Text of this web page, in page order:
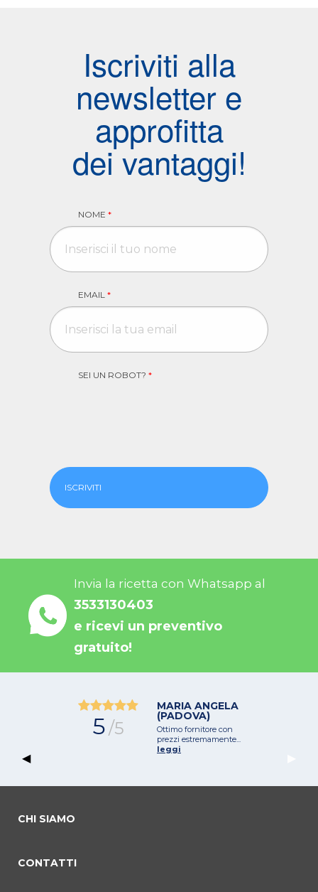
Iscriviti alla
newsletter e
approfitta
dei vantaggi!
NOME *
EMAIL *
SEI UN ROBOT? *
ISCRIVITI
Invia la ricetta con Whatsapp al
3533130403
e ricevi un preventivo
gratuito!
Previous Slide
◀︎
5/5
MARIA ANGELA
(PADOVA)
Ottimo fornitore con
prezzi estremamente...
leggi
CHI SIAMO
CONTATTI